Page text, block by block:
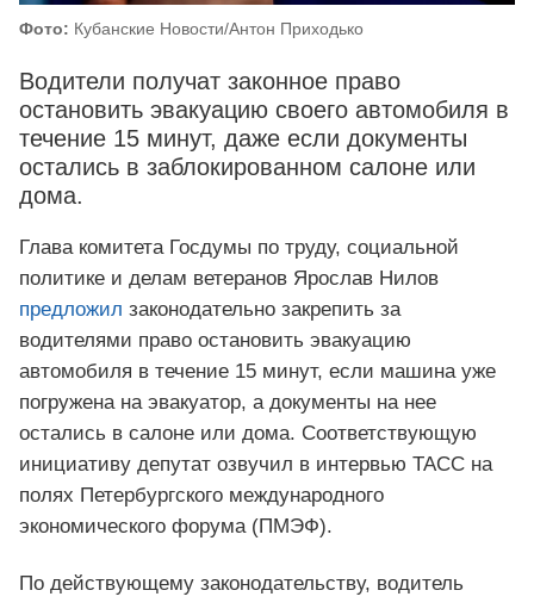
Фото: Кубанские Новости/Антон Приходько
Водители получат законное право
остановить эвакуацию своего автомобиля в
течение 15 минут, даже если документы
остались в заблокированном салоне или
дома.
Глава комитета Госдумы по труду, социальной
политике и делам ветеранов Ярослав Нилов
предложил законодательно закрепить за
водителями право остановить эвакуацию
автомобиля в течение 15 минут, если машина уже
погружена на эвакуатор, а документы на нее
остались в салоне или дома. Соответствующую
инициативу депутат озвучил в интервью ТАСС на
полях Петербургского международного
экономического форума (ПМЭФ).
По действующему законодательству, водитель